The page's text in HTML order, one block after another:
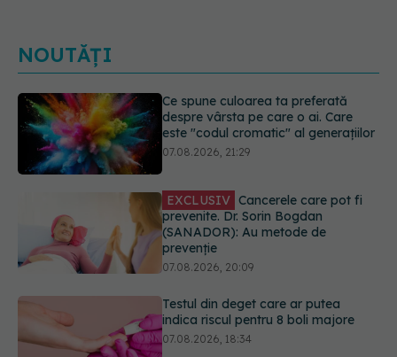
NOUTĂȚI
EXCLUSIV Cancerele care pot fi
prevenite. Dr. Sorin Bogdan
(SANADOR): Au metode de
Testul din deget care ar putea
indica riscul pentru 8 boli majore
07.08.2026, 18:34
Dieta care poate crește brusc
colesterolul. Cine este mai expus